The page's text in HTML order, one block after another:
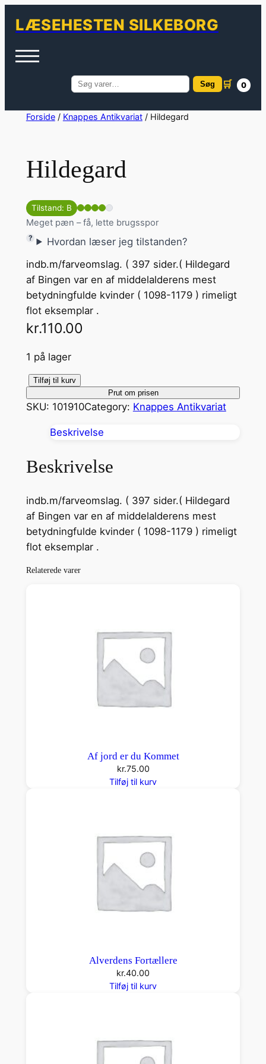
LÆSEHESTEN SILKEBORG
Søg
Søg 🛒 0
SpringForside/ Knappes Antikvariat/ Hildegard
Hildegard
Tilstand: B
Meget pæn – få, lette brugsspor
Hvordan læser jeg tilstanden?
indb.m/farveomslag. ( 397 sider.( Hildegard
af Bingen var en af middelalderens mest
betydningfulde kvinder ( 1098-1179 ) rimeligt
flot eksemplar .
kr.110.00
1 på lager
i
l
g
a
d
a
n
t
a
Tilføj til kurv
Prut om prisen
SKU: 101910Category: Knappes Antikvariat
Beskrivelse
Beskrivelse
indb.m/farveomslag. ( 397 sider.( Hildegard
af Bingen var en af middelalderens mest
betydningfulde kvinder ( 1098-1179 ) rimeligt
flot eksemplar .
Relaterede varer
Af jord er du Kommet
kr.75.00
Tilføj til kurv
Alverdens Fortællere
kr.40.00
Tilføj til kurv